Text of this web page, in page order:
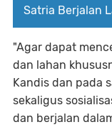
Satria Berjalan
"Agar dapat
dan lahan
Kandis dan pada
sekaligus
dan berjalan